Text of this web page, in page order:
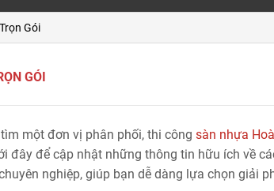
Gói
GÓI
một đơn vị phân phối, thi công sàn nhựa
đây để cập nhật những thông tin hữu ích về
nghiệp, giúp bạn dễ dàng lựa chọn giải